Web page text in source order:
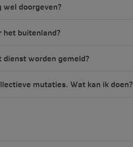
doorgeven?
het buitenland?
worden gemeld?
mutaties. Wat kan ik doen?